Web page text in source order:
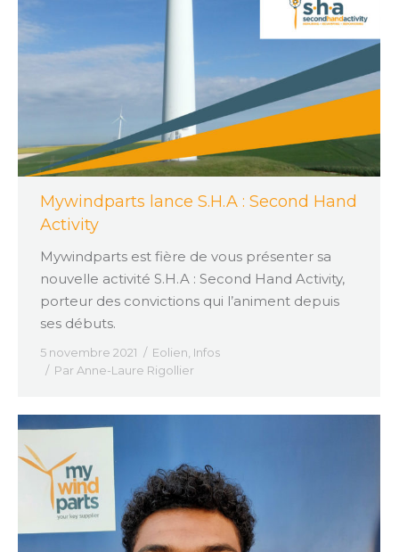
Mywindparts lance S.H.A : Second Hand
Activity
Mywindparts est fière de vous présenter sa
nouvelle activité S.H.A : Second Hand Activity,
porteur des convictions qui l’animent depuis
ses débuts.
5 novembre 2021 Eolien, Infos
ParAnne-Laure Rigollier